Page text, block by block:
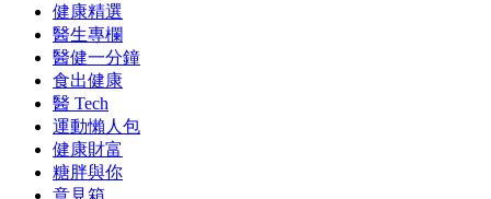
健康精選
醫生專欄
醫健一分鐘
食出健康
醫 Tech
運動懶人包
健康財富
糖胖與你
意見箱